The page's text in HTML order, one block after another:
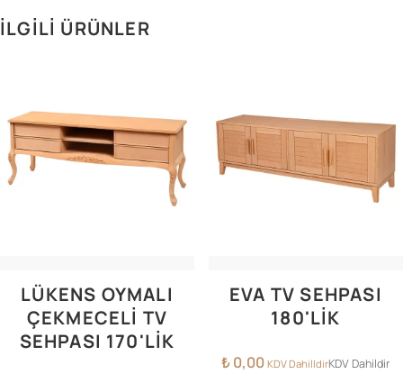
İLGILI ÜRÜNLER
LÜKENS OYMALI
ÇEKMECELI TV
SEHPASI 170'LIK
EVA TV SEHPASI
180'LIK
₺0,00 KDV DahilldirKDV Dahildir